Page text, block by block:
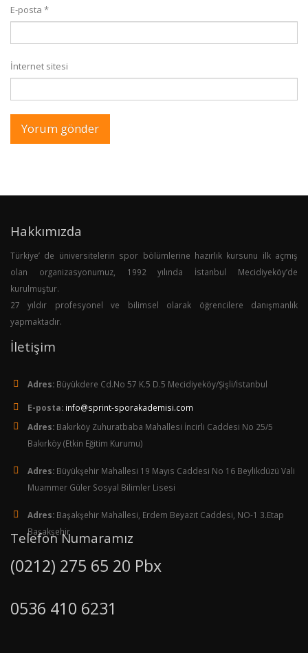
E-posta *
İnternet sitesi
Hakkımızda
Türkiye’ de üniversitelerin spor bölümlerine hazırlık kursunu ilk açmış
olan organizasyonumuz, 1992 yılında İstanbul Mecidiyeköy’de
kurulmuştur.
27 yıldır profesyonel ve bilimsel olarak öğrencilere danışmanlık
yapmaktadır.
İletişim
Adres: Büyükdere Cd.No 57 K.5 D.5 Mecidiyeköy/Şişli/İstanbul
E-posta: info@sprint-sporakademisi.com
Adres: Bakırköy Zuhuratbaba Mahallesi İncirli Caddesi No 25/5
Bakırköy (Etkin Eğitim Kurumu)
Adres: Büyükşehir Mahallesi 19 Mayıs Caddesi No 16 Beylikdüzü Vali
Muammer Güler Sosyal Bilimler Lisesi
Adres: Başakşehir Mahallesi, Erdem Beyazıt Caddesi, NO-1 3.Etap
Başakşehir
Telefon Numaramız
(0212) 275 65 20 Pbx
0536 410 6231